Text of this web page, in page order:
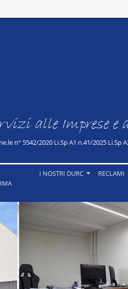
alle Imprese
n° 5542/2020 Li.Sp A1 n.41/2025 Li.Sp
I NOSTRI DURC RECLAMI